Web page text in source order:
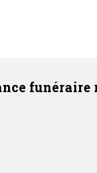
funéraire